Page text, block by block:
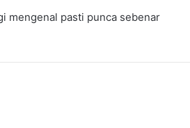
mengenal pasti punca sebenar